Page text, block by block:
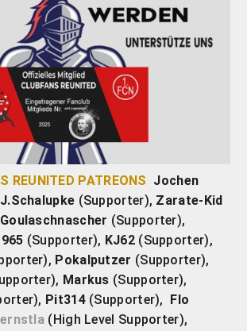
REUNITED PATREONS Jochen
J.Schalupke (Supporter), Zarate-Kid
Goulaschnascher (Supporter),
(Supporter), KJ62(Supporter),
Pokalputzer (Supporter),
Markus (Supporter),
Pit314(Supporter),
Flo
ernstla (High Level Supporter),